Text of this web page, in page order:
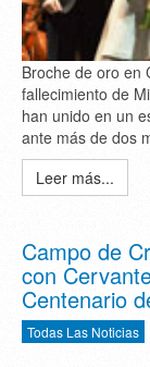
Broche de oro en
fallecimiento de
han unido en un
ante más de dos
Leer más...
Campo de
con
Centenario
Todas Las Noticias